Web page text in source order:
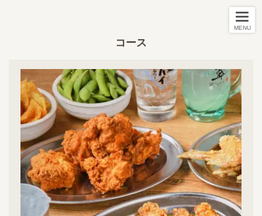
MENU
コース